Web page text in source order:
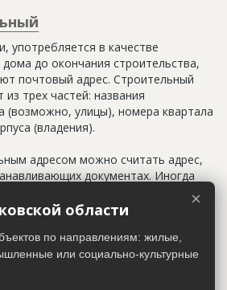
употребляется в качестве
до окончания строительства,
почтовый адрес. Строительный
трех частей: названия
(возможно, улицы), номера квартала
(владения).
адресом можно считать адрес,
документах. Иногда
В официальных документах
типа "шестикомнатная
которые годятся только
×
области
по направлениям: жилые,
или социально-культурные